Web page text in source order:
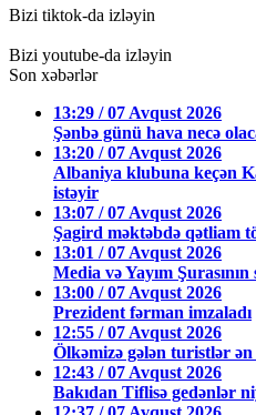
Bizi tiktok-da izləyin
Bizi youtube-da izləyin
Son xəbərlər
13:29 / 07 Avqust 2026
Şənbə günü hava necə
13:20 / 07 Avqust 2026
Albaniya klubuna keçən
istəyir
13:07 / 07 Avqust 2026
Şagird məktəbdə qətliam
13:01 / 07 Avqust 2026
Media və Yayım
13:00 / 07 Avqust 2026
Prezident fərman imzaladı
12:55 / 07 Avqust 2026
Ölkəmizə gələn turistlər
12:43 / 07 Avqust 2026
Bakıdan Tiflisə gedənlər